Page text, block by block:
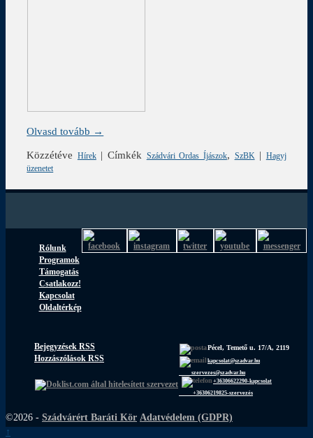
Olvasd tovább →
Közzétéve
Hírek|Címkék Szádvári Ordas Íjászok, SzBK |
Hagyj
üzenetet
Rólunk
Programok
Támogatás
Csatlakozz!
Kapcsolat
Oldaltérkép
Bejegyzések RSS
Hozzászólások RSS
Pécel, Temető u. 17/A, 2119
kapcsolat@szadvar.hu
szervezes@szadvar.hu
+36306622290-kapcsolat
+36306219825-szervezés
©2026 - Szádvárért Baráti Kör Adatvédelem (GDPR)
↑